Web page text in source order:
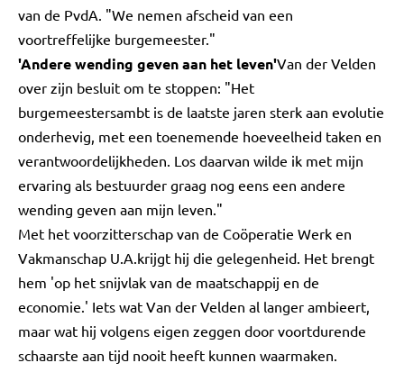
van de PvdA. "We nemen afscheid van een
voortreffelijke burgemeester."
'Andere wending geven aan het leven'Van der Velden
over zijn besluit om te stoppen: "Het
burgemeestersambt is de laatste jaren sterk aan evolutie
onderhevig, met een toenemende hoeveelheid taken en
verantwoordelijkheden. Los daarvan wilde ik met mijn
ervaring als bestuurder graag nog eens een andere
wending geven aan mijn leven."
Met het voorzitterschap van de Coöperatie Werk en
Vakmanschap U.A.krijgt hij die gelegenheid. Het brengt
hem 'op het snijvlak van de maatschappij en de
economie.' Iets wat Van der Velden al langer ambieert,
maar wat hij volgens eigen zeggen door voortdurende
schaarste aan tijd nooit heeft kunnen waarmaken.